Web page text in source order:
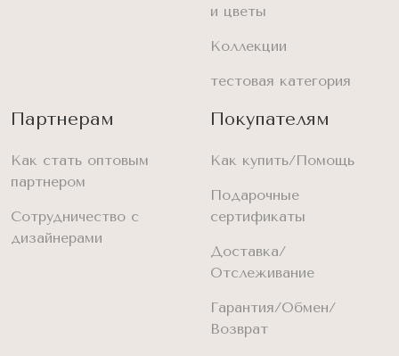
и цветы
Коллекции
тестовая категория
Партнерам
Как стать оптовым
партнером
Сотрудничество с
дизайнерами
Покупателям
Как купить/Помощь
Подарочные
сертификаты
Доставка/
Отслеживание
Гарантия/Обмен/
Возврат